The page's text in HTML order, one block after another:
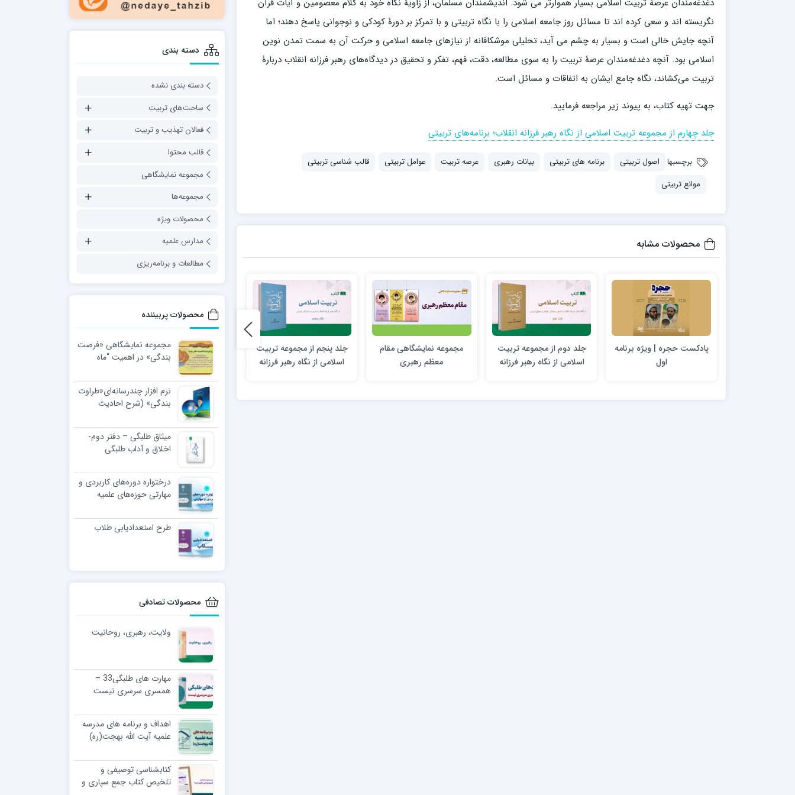
مدرسه علمیه شهید صدوقی ره واحد5
مدرسه علمیه علوی
مدرسه مدینة العلم
مدرسه علمیه معصومیه
مدرسه علمیه نمونه پیامبر اعظم(ص)
مرکز هدایت علمی و تربیتی دارالعلم امام
مرکز هدایت علمی و تربیتی الهادی علیه السلام
امام صادق علیه السلام اردکان
دغدغه‌مندان عرصۀ تربیت اسلامی بسیار هموارتر می شود. اندیشمندان مسلمان، از زاویۀ نگاه خود به كلام معصومین و آیات قرآن
نگریسته اند و سعی کرده اند تا مسائل روز جامعه اسلامی را با نگاه تربیتی و با تمركز بر دورۀ كودكی و نوجوانی پاسخ دهند؛ اما
آنچه جایش خالی است و بسیار به چشم می آید، تحلیلی موشكافانه از نیازهای جامعه اسلامی و حركت آن به سمت تمدن نوین
اسلامی بود. آنچه دغدغه‌مندان عرصۀ تربیت را به سوی مطالعه، دقت، فهم، تفكر و تحقیق در دیدگاه‌های رهبر فرزانه انقلاب دربارۀ
تربیت می‌كشاند، نگاه جامع ایشان به اتفاقات و مسائل است.
جهت تهیه کتاب، به پیوند زیر مراجعه فرمایید.
جلد چهارم از مجموعه تربیت اسلامی از نگاه رهبر فرزانه انقلاب؛ برنامه‌های تربیتی
برچسبها اصول تربیتی برنامه های تربیتی بیانات رهبری عرصه تربیت عوامل تربیتی
قالب شناسی تربیتی
موانع تربیتی
محصولات مشابه
پادکست حجره | ویژه برنامه
اول
جلد دوم از مجموعه تربیت
اسلامی از نگاه رهبر فرزانه
مجموعه نمایشگاهی مقام
معظم رهبری
جلد پنجم از مجموعه تربیت
اسلامی از نگاه رهبر فرزانه
جلدسوم از مجموعه تربیت
اسلامی از نگاه رهبر فرزانه
انقلاب؛ مؤثران تربیتی
حرف هایی از جنس نور؛
دسته بندی
دسته بندی نشده
ساحت‌های تربیت
فعالان تهذیب و تربیت
قالب محتوا
مجموعه نمایشگاهی
مجموعه‌ها
محصولات ویژه
مدارس علمیه
مطالعات و برنامه‌ریزی
محصولات پربیننده
مجموعه نمایشگاهی «فرصت
بندگی» در اهمیت “ماه
نرم افزار چندرسانه‌ای«طراوت
بندگی» (شرح احادیث
اسلامی)
میثاق طلبگی – دفتر دوم-
اخلاق و آداب طلبگی
درختواره دوره‌های کاربردی و
مهارتی حوزه‌های علمیه
طرح استعدادیابی طلاب
محصولات تصادفی
ولایت، رهبری، روحانیت
مهارت های طلبگی33 –
همسری سرسری نیست
اهداف و برنامه های مدرسه
علمیه آیت الله بهجت(ره)
کتابشناسی توصیفی و
تلخیص کتاب جمع سپاری و